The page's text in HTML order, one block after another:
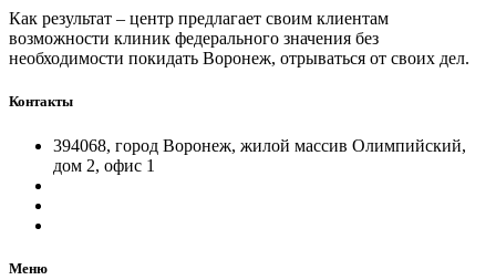
Как результат – центр предлагает своим клиентам
возможности клиник федерального значения без
необходимости покидать Воронеж, отрываться от своих дел.
Контакты
394068, город Воронеж, жилой массив Олимпийский,
дом 2, офис 1
Меню